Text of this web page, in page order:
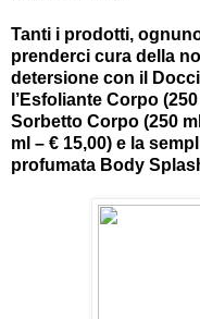
Tanti i prodotti,
prenderci cura della
detersione con il
l’Esfoliante Corpo
Sorbetto Corpo (250
ml – € 15,00) e la
profumata Body